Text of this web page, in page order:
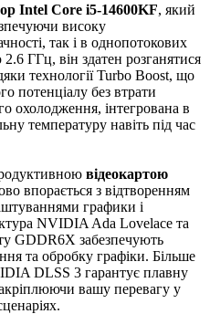
Intel Core i5-14600KF, який
високу
так і в однопотокових
ГГц, він здатен розганятися
технології Turbo Boost, що
потенціалу без втрати
охолодження, інтегрована в
температуру навіть під час
відеокартою
впорається з відтворенням
графики і
NVIDIA Ada Lovelace та
GDDR6X забезпечують
та обробку графіки. Більше
DLSS 3 гарантує плавну
вашу перевагу у